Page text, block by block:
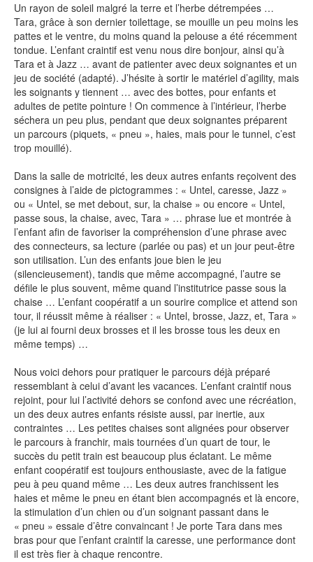
Contact
Un rayon de soleil malgré la terre et l’herbe détrempées …
Tara, grâce à son dernier toilettage, se mouille un peu moins les
pattes et le ventre, du moins quand la pelouse a été récemment
tondue. L’enfant craintif est venu nous dire bonjour, ainsi qu’à
Tara et à Jazz … avant de patienter avec deux soignantes et un
jeu de société (adapté). J’hésite à sortir le matériel d’agility, mais
les soignants y tiennent … avec des bottes, pour enfants et
adultes de petite pointure ! On commence à l’intérieur, l’herbe
séchera un peu plus, pendant que deux soignantes préparent
un parcours (piquets, « pneu », haies, mais pour le tunnel, c’est
trop mouillé).
Dans la salle de motricité, les deux autres enfants reçoivent des
consignes à l’aide de pictogrammes : « Untel, caresse, Jazz »
ou « Untel, se met debout, sur, la chaise » ou encore « Untel,
passe sous, la chaise, avec, Tara » … phrase lue et montrée à
l’enfant afin de favoriser la compréhension d’une phrase avec
des connecteurs, sa lecture (parlée ou pas) et un jour peut-être
son utilisation. L’un des enfants joue bien le jeu
(silencieusement), tandis que même accompagné, l’autre se
défile le plus souvent, même quand l’institutrice passe sous la
chaise … L’enfant coopératif a un sourire complice et attend son
tour, il réussit même à réaliser : « Untel, brosse, Jazz, et, Tara »
(je lui ai fourni deux brosses et il les brosse tous les deux en
même temps) …
Nous voici dehors pour pratiquer le parcours déjà préparé
ressemblant à celui d’avant les vacances. L’enfant craintif nous
rejoint, pour lui l’activité dehors se confond avec une récréation,
un des deux autres enfants résiste aussi, par inertie, aux
contraintes … Les petites chaises sont alignées pour observer
le parcours à franchir, mais tournées d’un quart de tour, le
succès du petit train est beaucoup plus éclatant. Le même
enfant coopératif est toujours enthousiaste, avec de la fatigue
peu à peu quand même … Les deux autres franchissent les
haies et même le pneu en étant bien accompagnés et là encore,
la stimulation d’un chien ou d’un soignant passant dans le
« pneu » essaie d’être convaincant ! Je porte Tara dans mes
bras pour que l’enfant craintif la caresse, une performance dont
il est très fier à chaque rencontre.